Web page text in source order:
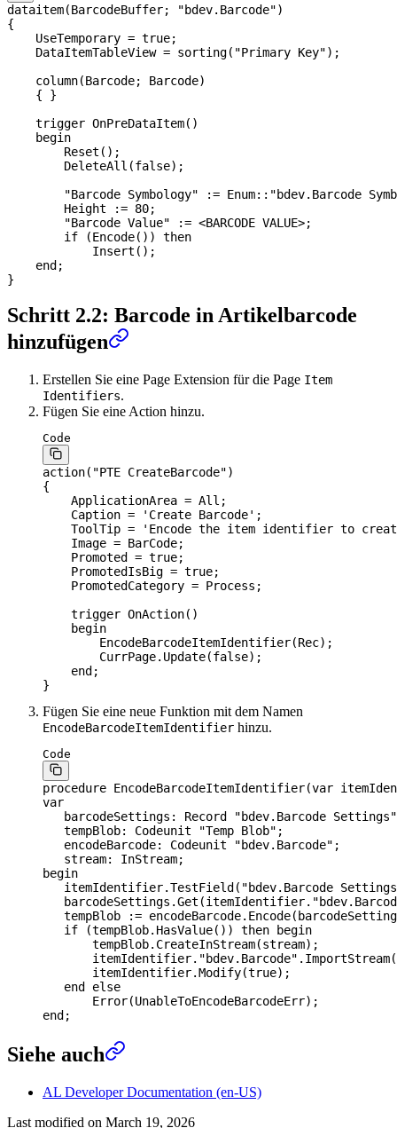
dataitem(BarcodeBuffer; "bdev.Barcode")
{
    UseTemporary = true;
    DataItemTableView = sorting("Primary Key");
    column(Barcode; Barcode)
    { }
    trigger OnPreDataItem()
    begin
        Reset();
        DeleteAll(
false);
        "Barcode Symbology" :=
Enum::"bdev.Barcode
        Height :=
80;
        "Barcode Value" := <BARCODE VALUE>;
        if
(Encode()) then
            Insert();
    end
;
}
Schritt 2.2: Barcode in Artikelbarcode
hinzufügen
Erstellen Sie eine Page Extension für die Page Item
Identifiers.
Fügen Sie eine Action hinzu.
Code
action("PTE CreateBarcode")
{
    ApplicationArea = All;
    Caption = 'Create Barcode';
ToolTip = 'Encode the item identifier to
    Image = BarCode;
    Promoted = true;
    PromotedIsBig = true;
    PromotedCategory = Process;
    trigger OnAction()
    begin
        EncodeBarcodeItemIdentifier(Rec);
        CurrPage.Update(false);
    end;
}
Fügen Sie eine neue Funktion mit dem Namen
EncodeBarcodeItemIdentifier hinzu.
Code
procedure EncodeBarcodeItemIdentifier(var
var
   barcodeSettings:
Record
"bdev.Barcode
   tempBlob: Codeunit "Temp Blob";
   encodeBarcode: Codeunit "bdev.Barcode";
   stream: InStream;
begin
itemIdentifier.TestField("bdev.Barcode
tempBlob :=
   if
(tempBlob.HasValue()) then begin
       tempBlob.CreateInStream(stream);
       itemIdentifier.Modify(
true);
   end
else
       Error(UnableToEncodeBarcodeErr);
end ;
Siehe auch
AL Developer Documentation (en-US)
Last modified on March 19, 2026